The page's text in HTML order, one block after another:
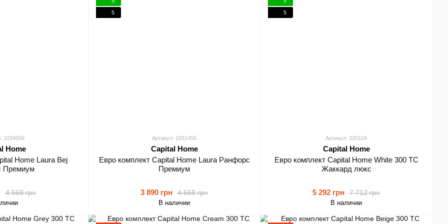
1034556
Home
Home Laura Bej
Премиум
4 568 грн
5
Артикул: 1031455
Capital Home
Евро комплект Capital Home Laura Ранфорс
Премиум
4 568 грн
3 890 грн
В наличии
5
Артикул: 320104
Capital Home
Евро комплект Capital Home White 300 TC
Жаккард люкс
7 712 грн
5 292 грн
В наличии